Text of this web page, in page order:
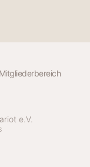
e.V.
Mitgliederbereich